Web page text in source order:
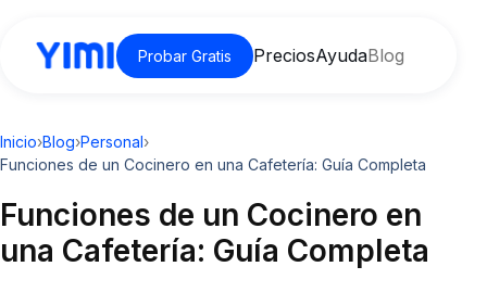
Probar Gratis PreciosAyudaBlog
Inicio›Blog›Personal›
Funciones de un Cocinero en una Cafetería: Guía Completa
Funciones de un Cocinero en
una Cafetería: Guía Completa